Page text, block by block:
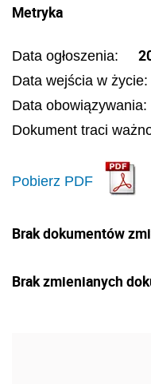
Metryka
Data ogłoszenia:
Data wejścia w życie:
Data obowiązywania:
Dokument traci
Pobierz PDF
Brak dokumentów
Brak zmienianych